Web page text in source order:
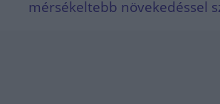
mérsékeltebb növekedéssel